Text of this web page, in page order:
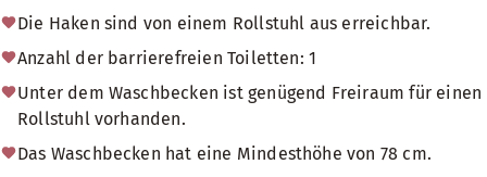
Die Haken sind von einem Rollstuhl aus erreichbar.
Anzahl der barrierefreien Toiletten: 1
Unter dem Waschbecken ist genügend Freiraum für einen
Rollstuhl vorhanden.
Das Waschbecken hat eine Mindesthöhe von 78 cm.